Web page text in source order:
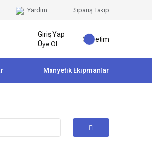
Yardım Sipariş Takip
Giriş Yap
Üye Ol
Sepetim
Manyetik Ekipmanlar